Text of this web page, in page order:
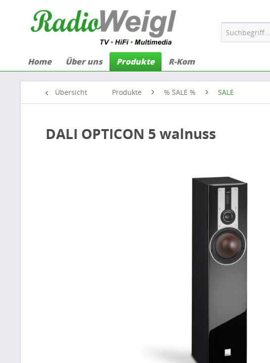
Home Über uns Produkte R-Kom
Übersicht Produkte % SALE % SALE
DALI OPTICON 5 walnuss